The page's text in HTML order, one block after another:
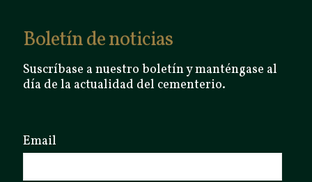
Boletín de noticias
Suscríbase a nuestro boletín y manténgase al
día de la actualidad del cementerio.
Email